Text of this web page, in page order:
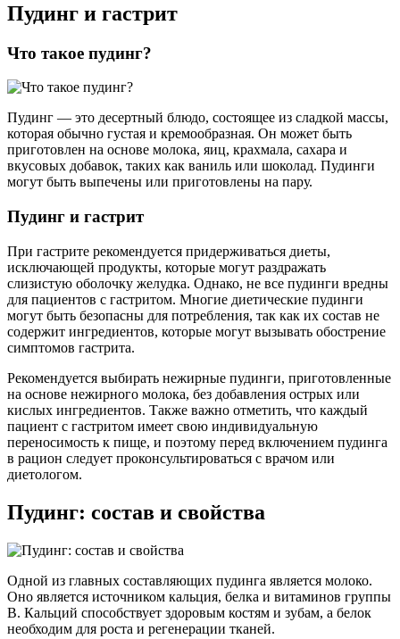
Пудинг и гастрит
Что такое пудинг?
Пудинг — это десертный блюдо, состоящее из сладкой массы,
которая обычно густая и кремообразная. Он может быть
приготовлен на основе молока, яиц, крахмала, сахара и
вкусовых добавок, таких как ваниль или шоколад. Пудинги
могут быть выпечены или приготовлены на пару.
Пудинг и гастрит
При гастрите рекомендуется придерживаться диеты,
исключающей продукты, которые могут раздражать
слизистую оболочку желудка. Однако, не все пудинги вредны
для пациентов с гастритом. Многие диетические пудинги
могут быть безопасны для потребления, так как их состав не
содержит ингредиентов, которые могут вызывать обострение
симптомов гастрита.
Рекомендуется выбирать нежирные пудинги, приготовленные
на основе нежирного молока, без добавления острых или
кислых ингредиентов. Также важно отметить, что каждый
пациент с гастритом имеет свою индивидуальную
переносимость к пище, и поэтому перед включением пудинга
в рацион следует проконсультироваться с врачом или
диетологом.
Пудинг: состав и свойства
Одной из главных составляющих пудинга является молоко.
Оно является источником кальция, белка и витаминов группы
B. Кальций способствует здоровым костям и зубам, а белок
необходим для роста и регенерации тканей.